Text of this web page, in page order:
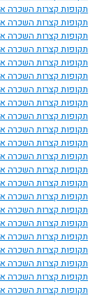
תקופות קצרות השכרה
תקופות קצרות השכרה
תקופות קצרות השכרה
תקופות קצרות השכרה
תקופות קצרות השכרה
תקופות קצרות השכרה
תקופות קצרות השכרה
תקופות קצרות השכרה
תקופות קצרות השכרה
תקופות קצרות השכרה
תקופות קצרות השכרה
תקופות קצרות השכרה
תקופות קצרות השכרה
תקופות קצרות השכרה
תקופות קצרות השכרה
תקופות קצרות השכרה
תקופות קצרות השכרה
תקופות קצרות השכרה
תקופות קצרות השכרה
תקופות קצרות השכרה
תקופות קצרות השכרה
תקופות קצרות השכרה